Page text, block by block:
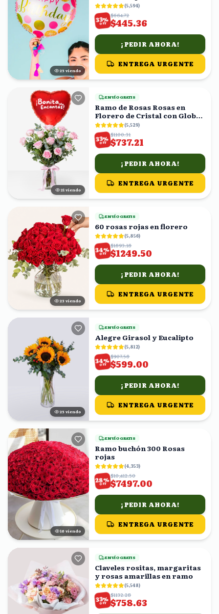
24 viendo
(5,594)
33%
OFF
$664.72
$445.36
¡PEDIR AHORA!
ENTREGA URGENTE
20 viendo
ENVÍO GRATIS
Ramo de Rosas Rosas en
Florero de Cristal con Globo
Corazón
(5,529)
33%
OFF
$1100.31
$737.21
¡PEDIR AHORA!
ENTREGA URGENTE
24 viendo
ENVÍO GRATIS
60 rosas rojas en florero
(5,856)
34%
OFF
$1893.18
$1249.50
¡PEDIR AHORA!
ENTREGA URGENTE
25 viendo
ENVÍO GRATIS
Alegre Girasol y Eucalipto
(5,812)
34%
OFF
$907.58
$599.00
¡PEDIR AHORA!
ENTREGA URGENTE
15 viendo
ENVÍO GRATIS
Ramo buchón 300 Rosas
rojas
(4,353)
28%
OFF
$10,412.50
$7497.00
¡PEDIR AHORA!
ENTREGA URGENTE
ENVÍO GRATIS
Claveles rositas, margaritas
y rosas amarillas en ramo
(5,548)
33%
OFF
$1132.28
$758.63